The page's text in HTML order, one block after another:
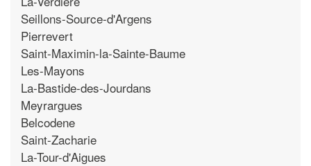
Seillons-Source-d'Argens
Pierrevert
Saint-Maximin-la-Sainte-Baume
Les-Mayons
La-Bastide-des-Jourdans
Meyrargues
Belcodene
Saint-Zacharie
La-Tour-d'Aigues